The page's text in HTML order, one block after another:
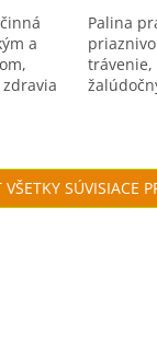
a
Palina
trávenie,
SÚVISIACE